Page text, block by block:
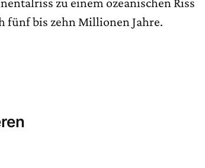
fünf bis zehn Millionen Jahre.